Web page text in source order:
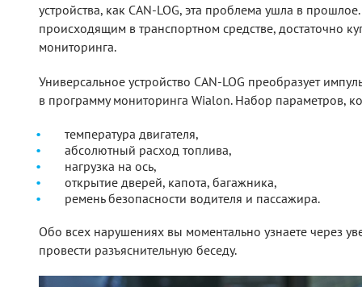
устройства, как CAN-LOG, эта проблема ушла в
происходящим в транспортном средстве, достаточно
мониторинга.
Универсальное устройство CAN-LOG преобразует
в программу мониторинга Wialon. Набор параметров,
температура двигателя,
абсолютный расход топлива,
нагрузка на ось,
открытие дверей, капота, багажника,
ремень безопасности водителя и пассажира.
Обо всех нарушениях вы моментально узнаете через
провести разъяснительную беседу.